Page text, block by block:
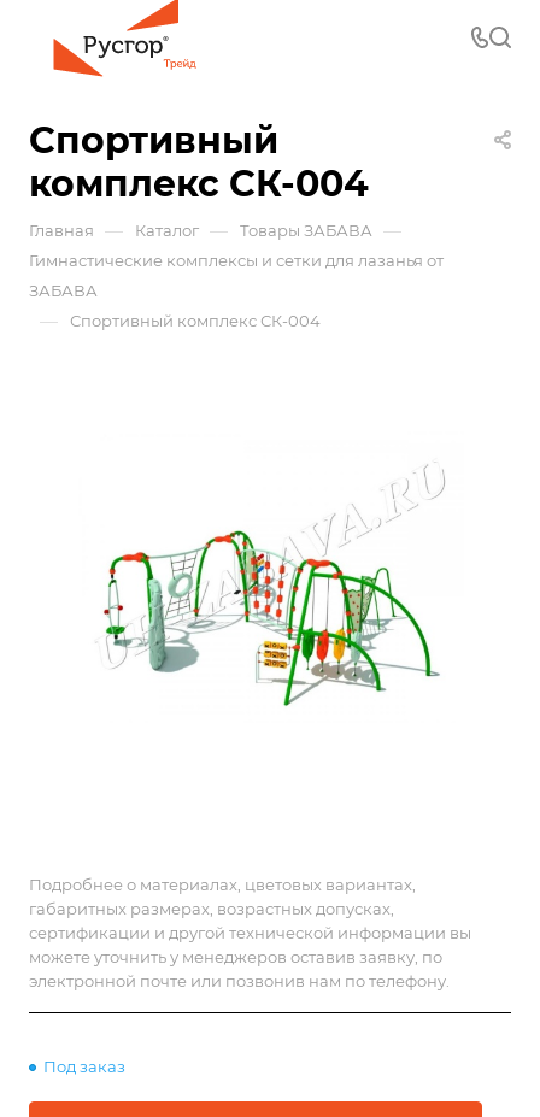
Спортивный
комплекс СК-004
Главная — Каталог — Товары ЗАБАВА —
Гимнастические комплексы и сетки для лазанья от
ЗАБАВА
— Спортивный комплекс СК-004
Подробнее о материалах, цветовых вариантах,
габаритных размерах, возрастных допусках,
сертификации и другой технической информации вы
можете уточнить у менеджеров оставив заявку, по
электронной почте или позвонив нам по телефону.
Под заказ